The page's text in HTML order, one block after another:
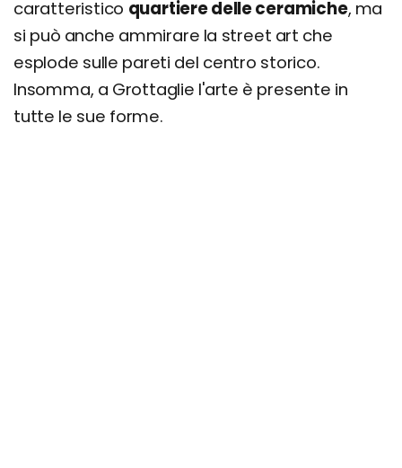
caratteristico quartiere delle ceramiche, ma
si può anche ammirare la street art che
esplode sulle pareti del centro storico.
Insomma, a Grottaglie l'arte è presente in
tutte le sue forme.